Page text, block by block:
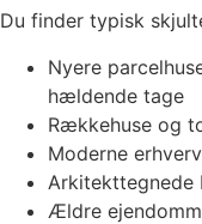
Du finder typisk
Nyere
hældende tage
Rækkehuse og
Moderne
Arkitekttegnede
Ældre